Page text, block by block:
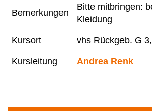
Bemerkungen
Bitte mitbringen:
Kleidung
Kursort vhs Rückgeb. G
Kursleitung Andrea Renk